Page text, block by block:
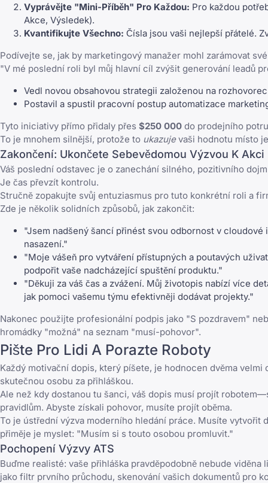
Vyprávějte "Mini-Příběh" Pro Každou: Pro každou
Akce, Výsledek).
Kvantifikujte Všechno: Čísla jsou vaši nejlepší přátelé.
Podívejte se, jak by marketingový manažer mohl zarámovat
"V mé poslední roli byl můj hlavní cíl zvýšit generování leadů
Vedl novou obsahovou strategii založenou na
Postavil a spustil pracovní postup automatizace
Tyto iniciativy přímo přidaly přes $250 000 do prodejního
To je mnohem silnější, protože to ukazujevaši hodnotu místo
Zakončení: Ukončete Sebevědomou Výzvou K Akci
Váš poslední odstavec je o zanechání silného, pozitivního
Je čas převzít kontrolu.
Stručně zopakujte svůj entuziasmus pro tuto konkrétní roli a
Zde je několik solidních způsobů, jak zakončit:
"Jsem nadšený šancí přinést svou odbornost v
nasazení."
"Moje vášeň pro vytváření přístupných a poutavých
podpořit vaše nadcházející spuštění produktu."
"Děkuji za váš čas a zvážení. Můj životopis nabízí více
jak pomoci vašemu týmu efektivněji dodávat projekty."
Nakonec použijte profesionální podpis jako "S pozdravem"
hromádky "možná" na seznam "musí-pohovor".
Pište Pro Lidi A Porazte Roboty
Každý motivační dopis, který píšete, je hodnocen dvěma
skutečnou osobu za přihláškou.
Ale než kdy dostanou tu šanci, váš dopis musí projít
pravidlům. Abyste získali pohovor, musíte projít oběma.
To je ústřední výzva moderního hledání práce. Musíte
přiměje je myslet: "Musím si s touto osobou promluvit."
Pochopení Výzvy ATS
Buďme realisté: vaše přihláška pravděpodobně nebude
jako filtr prvního průchodu, skenování vašich dokumentů pro